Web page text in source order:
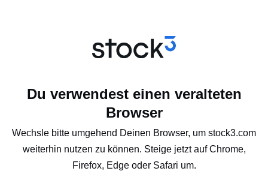
Du verwendest einen veralteten
Browser
Wechsle bitte umgehend Deinen Browser, um stock3.com
weiterhin nutzen zu können. Steige jetzt auf Chrome,
Firefox, Edge oder Safari um.